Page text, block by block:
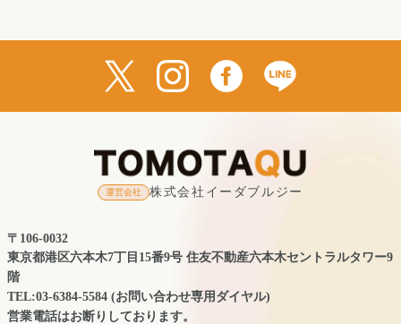
運営会社 株式会社イーダブルジー
〒106-0032
東京都港区六本木7丁目15番9号 住友不動産六本木セントラルタワー9
階
TEL:03-6384-5584 (お問い合わせ専用ダイヤル)
営業電話はお断りしております。